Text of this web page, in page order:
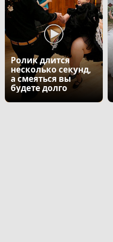
Ролик длится
несколько секунд,
а смеяться вы
будете долго